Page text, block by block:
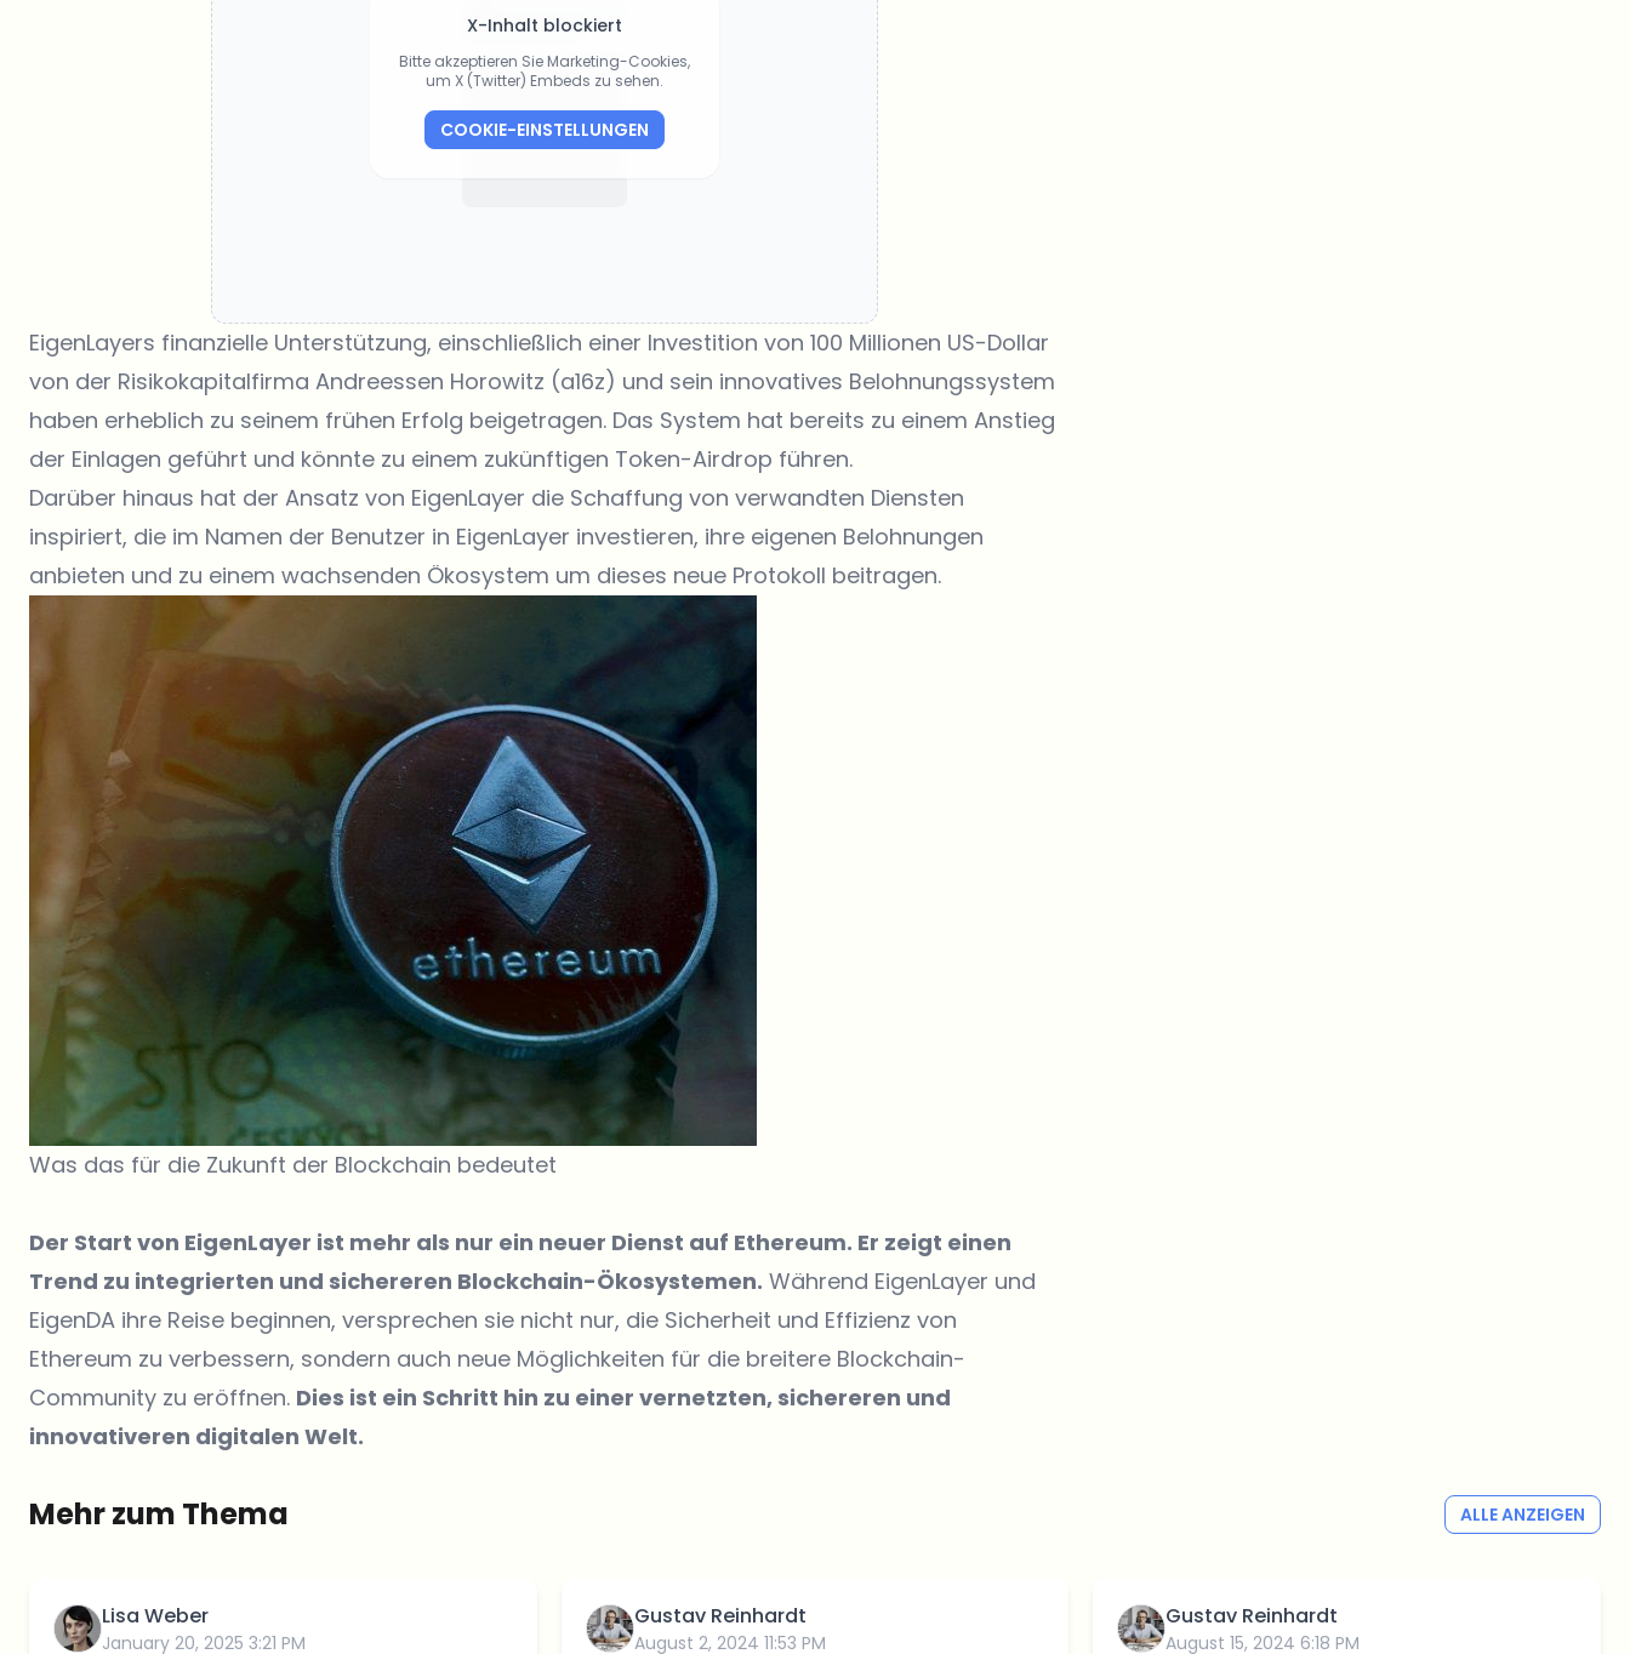
X-Inhalt blockiert
Bitte akzeptieren Sie Marketing-Cookies,
um X (Twitter) Embeds zu sehen.
COOKIE-EINSTELLUNGEN
EigenLayers finanzielle Unterstützung, einschließlich einer Investition von 100 Millionen US-Dollar
von der Risikokapitalfirma Andreessen Horowitz (a16z) und sein innovatives Belohnungssystem
haben erheblich zu seinem frühen Erfolg beigetragen. Das System hat bereits zu einem Anstieg
der Einlagen geführt und könnte zu einem zukünftigen Token-Airdrop führen.
Darüber hinaus hat der Ansatz von EigenLayer die Schaffung von verwandten Diensten
inspiriert, die im Namen der Benutzer in EigenLayer investieren, ihre eigenen Belohnungen
anbieten und zu einem wachsenden Ökosystem um dieses neue Protokoll beitragen.
Was das für die Zukunft der Blockchain bedeutet
Der Start von EigenLayer ist mehr als nur ein neuer Dienst auf Ethereum. Er zeigt einen
Trend zu integrierten und sichereren Blockchain-Ökosystemen. Während EigenLayer und
EigenDA ihre Reise beginnen, versprechen sie nicht nur, die Sicherheit und Effizienz von
Ethereum zu verbessern, sondern auch neue Möglichkeiten für die breitere Blockchain-
Community zu eröffnen. Dies ist ein Schritt hin zu einer vernetzten, sichereren und
innovativeren digitalen Welt.
Mehr zum Thema ALLE ANZEIGEN
Lisa Weber
January 20, 2025 3:21 PM
Gustav Reinhardt
August 2, 2024 11:53 PM
Gustav Reinhardt
August 15, 2024 6:18 PM